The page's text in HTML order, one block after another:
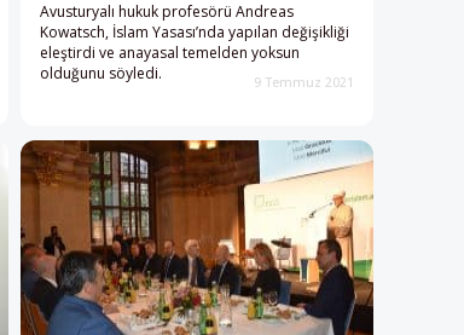
Avusturyalı hukuk profesörü Andreas
Kowatsch, İslam Yasası’nda yapılan değişikliği
eleştirdi ve anayasal temelden yoksun
olduğunu söyledi.
9 Temmuz 2021